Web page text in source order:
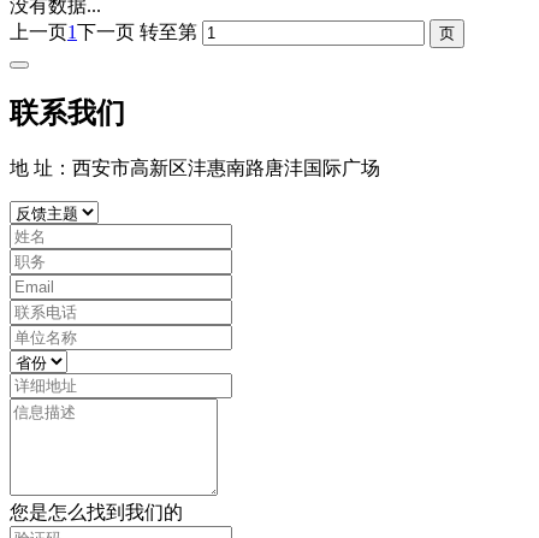
没有数据...
上一页1下一页 转至第
联系我们
地 址：西安市高新区沣惠南路唐沣国际广场
您是怎么找到我们的